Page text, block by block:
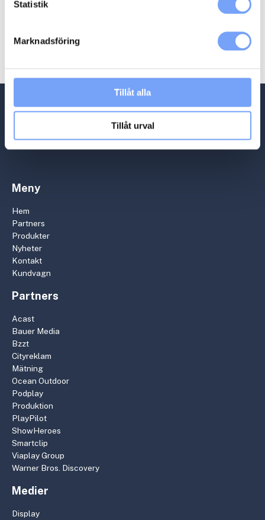
Statistik
Marknadsföring
Tillåt alla
Tillåt urval
Relaterade produkter
Meny
Hem
Partners
Produkter
Nyheter
Kontakt
Kundvagn
Partners
Acast
Bauer Media
Bzzt
Cityreklam
Mätning
Ocean Outdoor
Podplay
Produktion
PlayPilot
ShowHeroes
Smartclip
Viaplay Group
Warner Bros. Discovery
Medier
Display